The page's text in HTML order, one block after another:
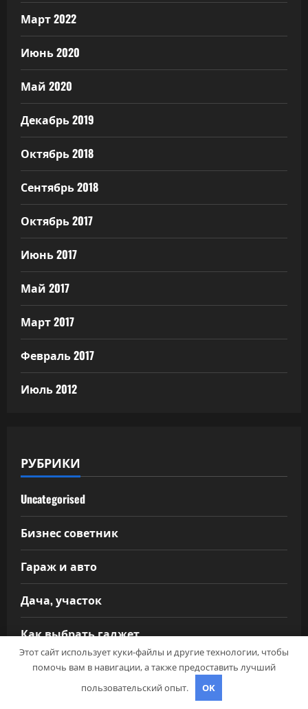
Март 2022
Июнь 2020
Май 2020
Декабрь 2019
Октябрь 2018
Сентябрь 2018
Октябрь 2017
Июнь 2017
Май 2017
Март 2017
Февраль 2017
Июль 2012
РУБРИКИ
Uncategorised
Бизнес советник
Гараж и авто
Дача, участок
Как выбрать гаджет
Новости плюс
Этот сайт использует куки-файлы и другие технологии, чтобы
помочь вам в навигации, а также предоставить лучший
пользовательский опыт.
OK